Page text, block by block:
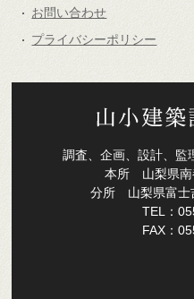
お問い合わせ
プライバシーポリシー
調査、企画、設計、監
本所 山梨県南
分所 山梨県富士
TEL：
FAX：